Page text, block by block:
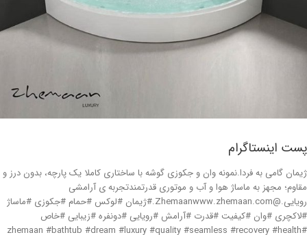
پست اینستاگرام
ژیمان گامی به فردا.نمونه وان و جکوزی گوشه با ساختاری کاملا یک پارچه، بدون درز و
مقاوم؛ مجهز به ماساژ هوا و آب و موتوری قدرتمندتجربه ی آرامشی
رویایی.@Zhemaanwww.zhemaan.com.#ژیمان #لوکس #حمام #جکوزی #ماساژ
#لاکچری #وان #کیفیت #قدرت #آرامش #رویایی #دونفره #زیبایی #خاص
#zhemaan #bathtub #dream #luxury #quality #seamless #recovery #health